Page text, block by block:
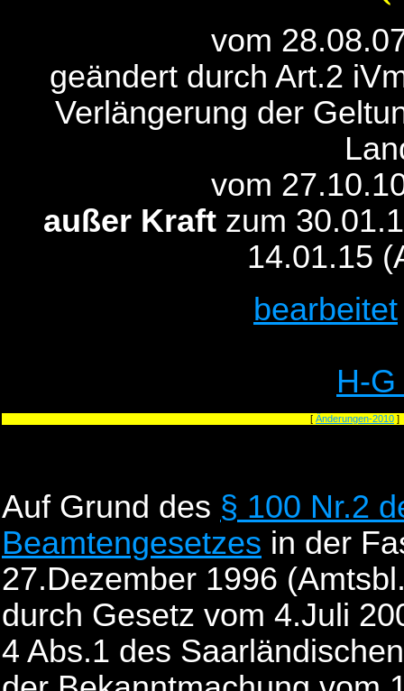
vom
geändert durch Art.2
Verlängerung der
vom
außer Kraft zum
14.01.15
bearbeitet
H-
[ Änderungen-2010
Auf Grund des § 100 Nr.2
Beamtengesetzes in der
27.Dezember 1996
durch Gesetz vom 4.Juli
4 Abs.1 des